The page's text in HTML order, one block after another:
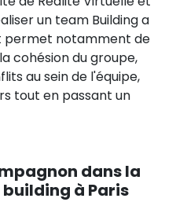
un team Building a
permet notamment de
cohésion du groupe,
au sein de l'équipe,
tout en passant un
dans la
à Paris